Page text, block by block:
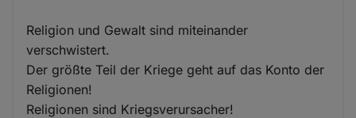
Religion und Gewalt sind miteinander
verschwistert.
Der größte Teil der Kriege geht auf das Konto der
Religionen!
Religionen sind Kriegsverursacher!